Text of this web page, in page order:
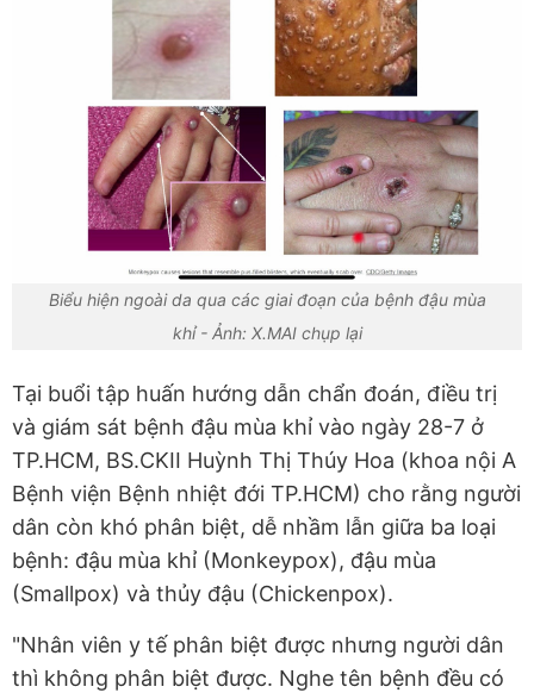
Biểu hiện ngoài da qua các giai đoạn của bệnh đậu mùa
khỉ - Ảnh: X.MAI chụp lại
Tại buổi tập huấn hướng dẫn chẩn đoán, điều trị
và giám sát bệnh đậu mùa khỉ vào ngày 28-7 ở
TP.HCM, BS.CKII Huỳnh Thị Thúy Hoa (khoa nội A
Bệnh viện Bệnh nhiệt đới TP.HCM) cho rằng người
dân còn khó phân biệt, dễ nhầm lẫn giữa ba loại
bệnh: đậu mùa khỉ (Monkeypox), đậu mùa
(Smallpox) và thủy đậu (Chickenpox).
"Nhân viên y tế phân biệt được nhưng người dân
thì không phân biệt được. Nghe tên bệnh đều có